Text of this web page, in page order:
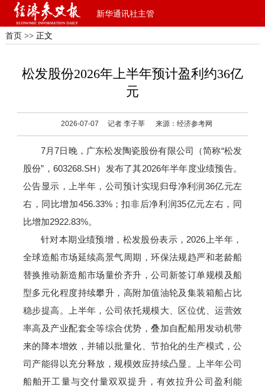
新华通讯社主管
首页 >> 正文
松发股份2026年上半年预计盈利约36亿
元
2026-07-07 ​记者 李子莘 来源：经济参考网
7月7日晚，广东松发陶瓷股份有限公司（简称“松发
股份”，603268.SH）发布了其2026年半年度业绩预告。
公告显示，上半年，公司预计实现归母净利润36亿元左
右，同比增加456.33%；扣非后净利润35亿元左右，同
比增加2922.83%。
针对本期业绩预增，松发股份表示，2026上半年，
全球造船市场延续高景气周期，环保法规趋严和老龄船
替换推动新造船市场量价齐升，公司新签订单规模及船
型多元化程度持续攀升，高附加值油轮及集装箱船占比
稳步提高。上半年，公司依托规模大、区位优、运营效
率高及产业配套全等综合优势，叠加自配船用发动机带
来的降本增效，并辅以批量化、节拍化的生产模式，公
司产能得以充分释放，规模效应持续凸显。上半年公司
船舶开工量与交付量双双提升，有效拉升公司盈利能